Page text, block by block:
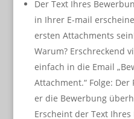
Der Text Ihres
in Ihrer E-mail
ersten Attachments
Warum? Erschreckend
einfach in die Email
Attachment.“ Folge:
er die Bewerbung
Erscheint der Text